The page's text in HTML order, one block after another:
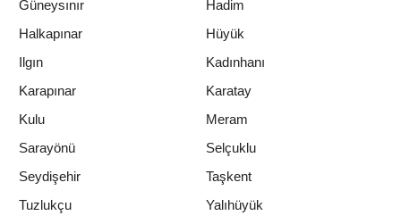
Güneysınır
Hadim
Halkapınar
Hüyük
Ilgın
Kadınhanı
Karapınar
Karatay
Kulu
Meram
Sarayönü
Selçuklu
Seydişehir
Taşkent
Tuzlukçu
Yalıhüyük